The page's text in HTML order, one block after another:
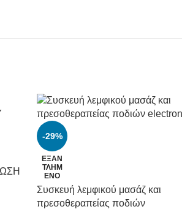
-29%
ΕΞΑΝ
ΤΛΗΜ
ΈΝΟ
Συσκευή λεμφικού μασάζ και
πρεσοθεραπείας ποδιών